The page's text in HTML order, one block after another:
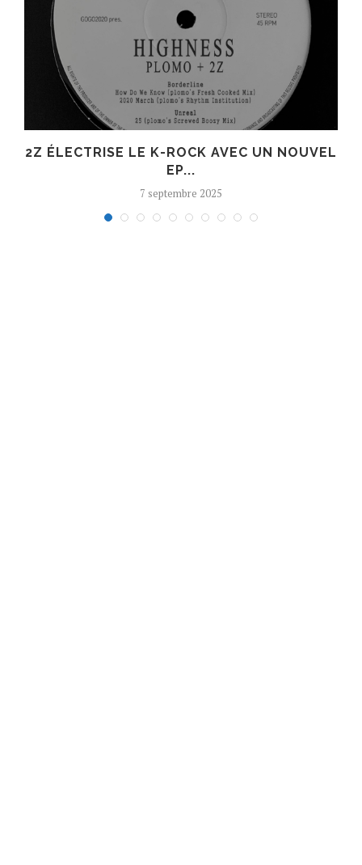
2Z ÉLECTRISE LE K-ROCK AVEC UN NOUVEL
EP...
7 septembre 2025